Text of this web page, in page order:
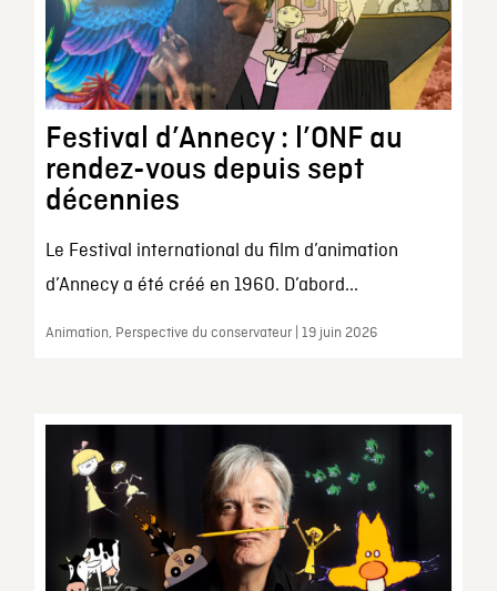
Festival d’Annecy : l’ONF au
rendez-vous depuis sept
décennies
Le Festival international du film d’animation
d’Annecy a été créé en 1960. D’abord...
Animation, Perspective du conservateur | 19 juin 2026